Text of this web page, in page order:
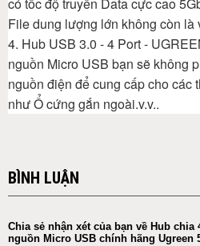
có tốc độ truyền Data cực cao
File dung lượng lớn không còn là
4. Hub USB 3.0 - 4 Port -
nguồn Micro USB bạn sẽ không
nguồn điện để cung cấp cho các
như Ổ cứng gắn ngoài.v.v..
BÌNH LUẬN
Chia sẻ nhận xét của bạn về Hub chia
nguồn Micro USB chính hãng Ugreen